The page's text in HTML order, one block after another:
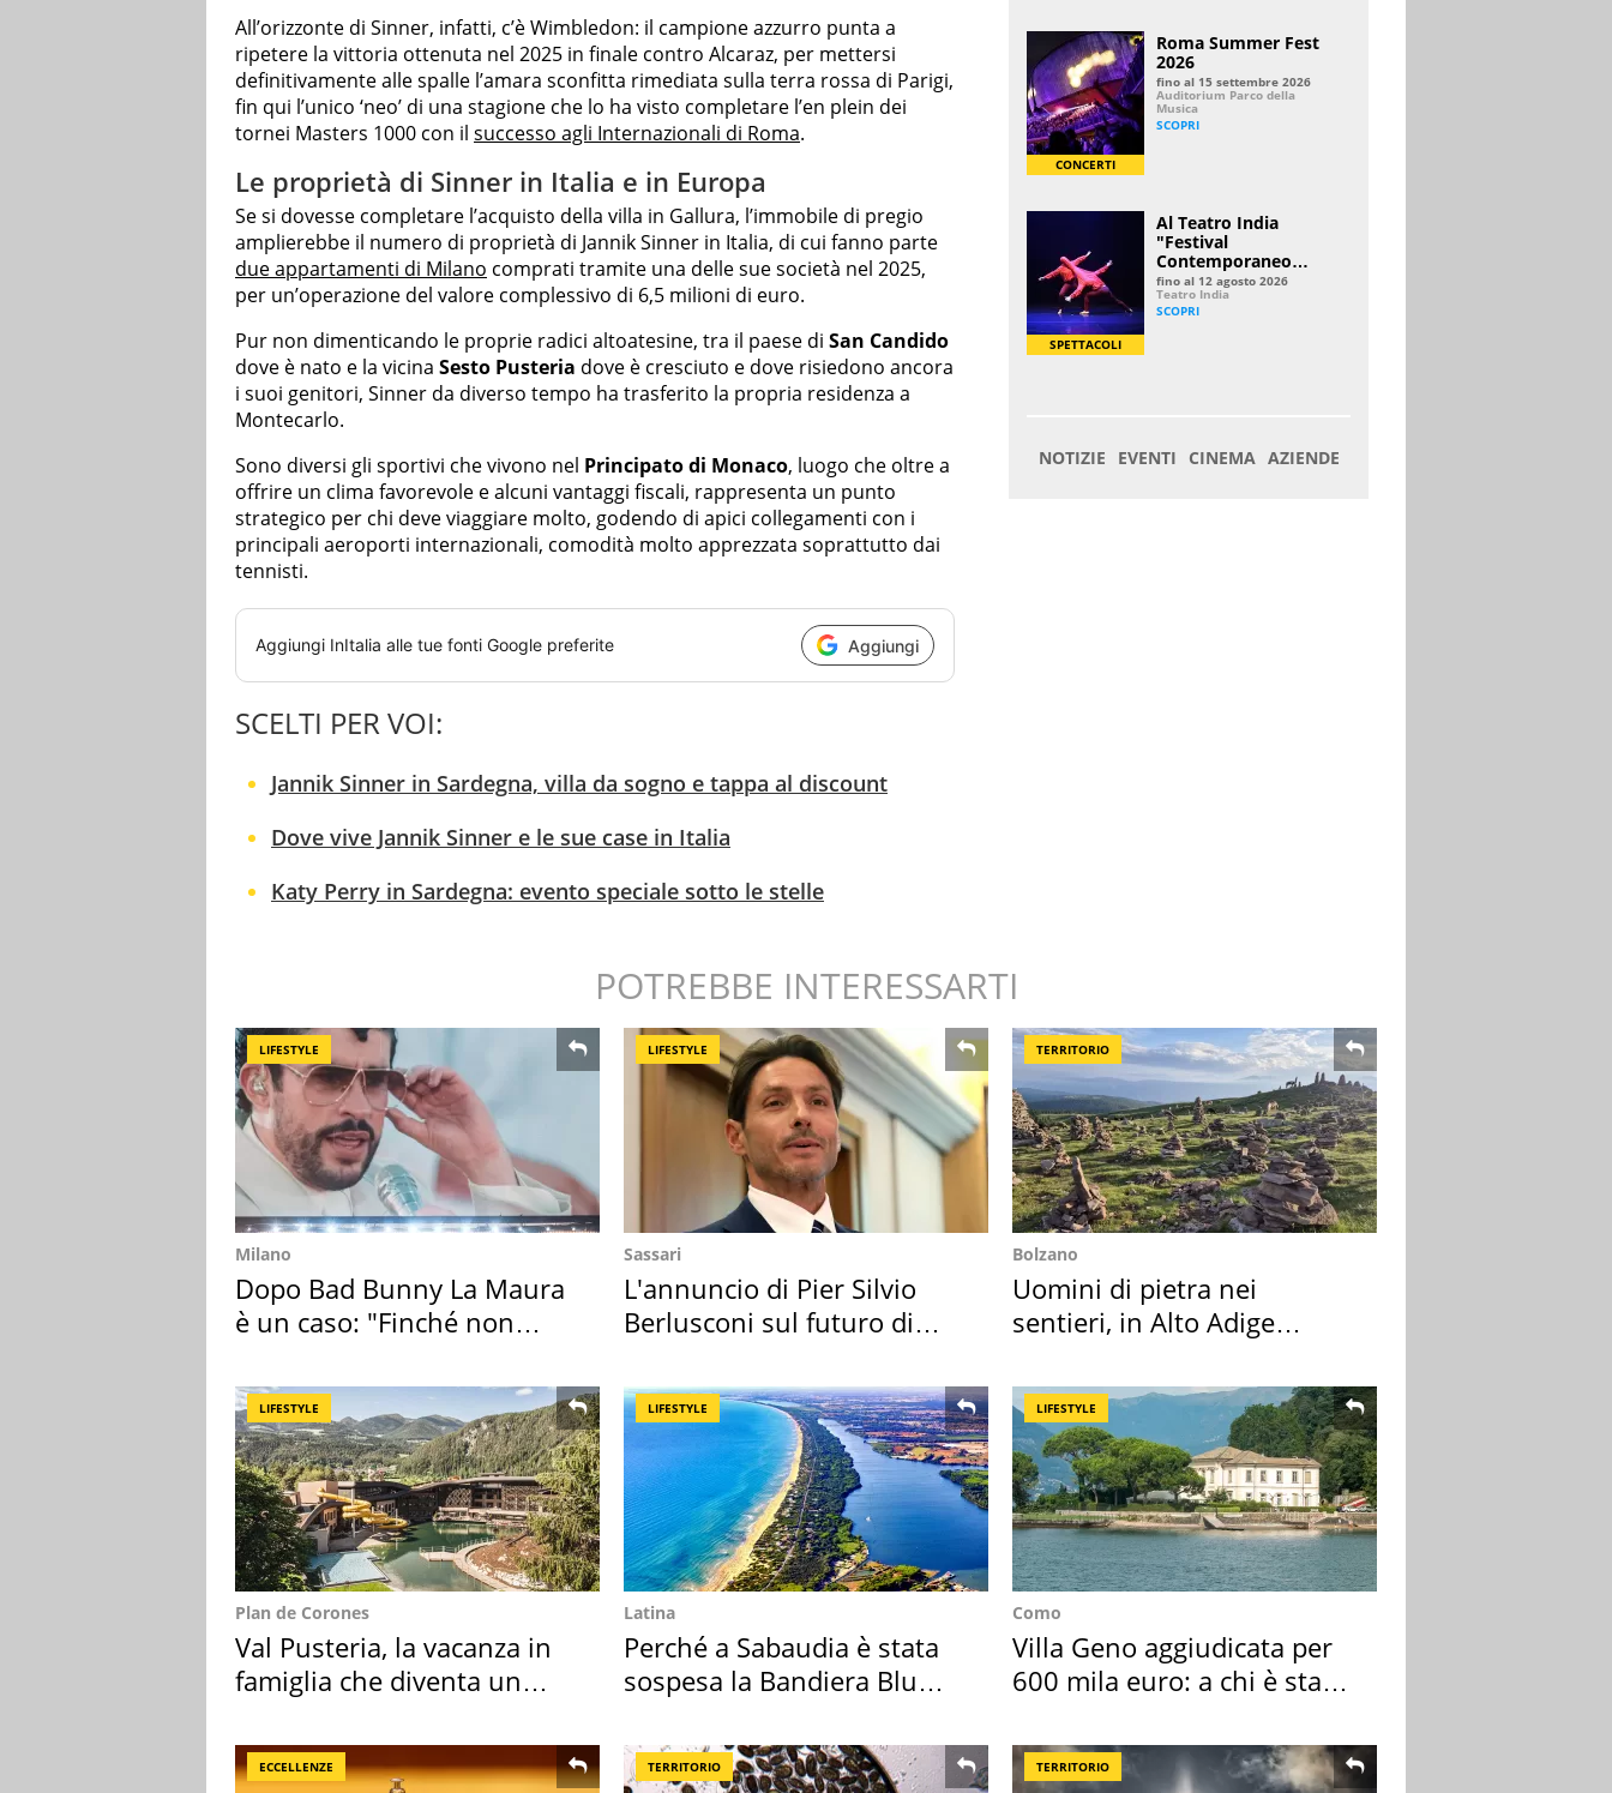
All’orizzonte di Sinner, infatti, c’è Wimbledon: il campione azzurro punta a
ripetere la vittoria ottenuta nel 2025 in finale contro Alcaraz, per mettersi
definitivamente alle spalle l’amara sconfitta rimediata sulla terra rossa di Parigi,
fin qui l’unico ‘neo’ di una stagione che lo ha visto completare l’en plein dei
tornei Masters 1000 con il successo agli Internazionali di Roma.
Le proprietà di Sinner in Italia e in Europa
Se si dovesse completare l’acquisto della villa in Gallura, l’immobile di pregio
amplierebbe il numero di proprietà di Jannik Sinner in Italia, di cui fanno parte
due appartamenti di Milano comprati tramite una delle sue società nel 2025,
per un’operazione del valore complessivo di 6,5 milioni di euro.
Pur non dimenticando le proprie radici altoatesine, tra il paese di San Candido
dove è nato e la vicina Sesto Pusteria dove è cresciuto e dove risiedono ancora
i suoi genitori, Sinner da diverso tempo ha trasferito la propria residenza a
Montecarlo.
Sono diversi gli sportivi che vivono nel Principato di Monaco, luogo che oltre a
offrire un clima favorevole e alcuni vantaggi fiscali, rappresenta un punto
strategico per chi deve viaggiare molto, godendo di apici collegamenti con i
principali aeroporti internazionali, comodità molto apprezzata soprattutto dai
tennisti.
Aggiungi InItalia alle tue fonti Google preferite Aggiungi
SCELTI PER VOI:
Jannik Sinner in Sardegna, villa da sogno e tappa al discount
Dove vive Jannik Sinner e le sue case in Italia
Katy Perry in Sardegna: evento speciale sotto le stelle
POTREBBE INTERESSARTI
LIFESTYLE
Milano
Dopo Bad Bunny La Maura
è un caso: "Finché non
LIFESTYLE
Sassari
L'annuncio di Pier Silvio
Berlusconi sul futuro di
TERRITORIO
Bolzano
Uomini di pietra nei
sentieri, in Alto Adige
LIFESTYLE
Plan de Corones
Val Pusteria, la vacanza in
famiglia che diventa un
LIFESTYLE
Latina
Perché a Sabaudia è stata
sospesa la Bandiera Blu
LIFESTYLE
Como
Villa Geno aggiudicata per
600 mila euro: a chi è stata
ECCELLENZE TERRITORIO TERRITORIO